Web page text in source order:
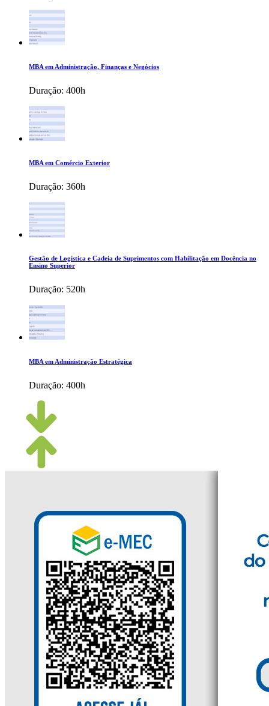
MBA em Administração, Finanças e Negócios
Duração: 400h
MBA em Comércio Exterior
Duração: 360h
Gestão de Logística e Cadeia de Suprimentos com Habilitação em Docência no
Ensino Superior
Duração: 520h
MBA em Administração Estratégica
Duração: 400h